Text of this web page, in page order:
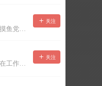
一只小萌新，万年摸鱼党！已经脱坑了。。。
关注
晚上在睡觉，白天在工作，不一定能及时回复，有事可以留言！
关注